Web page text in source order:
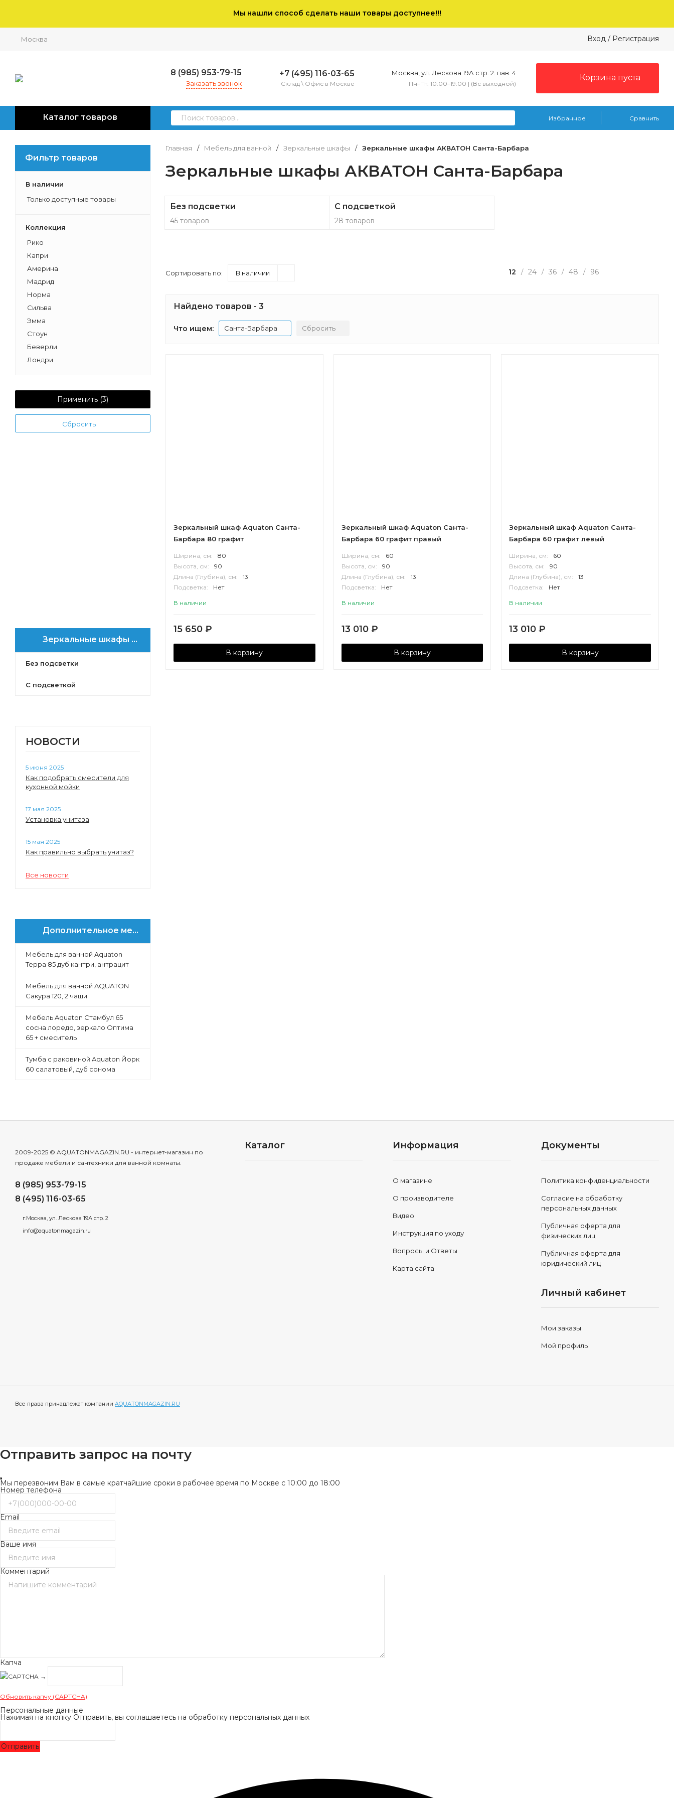
Мы нашли способ сделать наши товары доступнее!!!
Москва Вход / Регистрация
8 (985) 953-79-15
Заказать звонок
+7 (495) 116-03-65
Склад \ Офис в Москве
Москва, ул. Лескова 19А стр. 2. пав. 4
Пн–Пт. 10:00–19:00 | (Вс выходной)
Корзина пуста
Каталог товаров Избранное Сравнить
Фильтр товаров
В наличии
Только доступные товары
Коллекция
Рико
Капри
Америна
Мадрид
Норма
Сильва
Эмма
Стоун
Беверли
Лондри
Скай PROПрименить (3)
Сбросить
Зеркальные шкафы АКВАТОН Санта-Барбара
Без подсветки
С подсветкой
НОВОСТИ
5 июня 2025
Как подобрать смесители для
кухонной мойки
17 мая 2025
Установка унитаза
15 мая 2025
Как правильно выбрать унитаз?
Все новости
Дополнительное меню
Мебель для ванной Aquaton
Терра 85 дуб кантри, антрацит
Мебель для ванной AQUATON
Сакура 120, 2 чаши
Мебель Aquaton Стамбул 65
сосна лоредо, зеркало Оптима
65 + смеситель
Тумба с раковиной Aquaton Йорк
60 салатовый, дуб сонома
Главная / Мебель для ванной / Зеркальные шкафы / Зеркальные шкафы АКВАТОН Санта-Барбара
Зеркальные шкафы АКВАТОН Санта-Барбара
Без подсветки
45 товаров
С подсветкой
28 товаров
Сортировать по: В наличии 12 / 24 / 36 / 48 / 96
Найдено товаров - 3
Что ищем: Санта-Барбара Сбросить
Зеркальный шкаф Aquaton Санта-
Барбара 80 графит
Ширина, см:
80
Высота, см:
90
Длина (Глубина), см:
13
Подсветка:
Нет
В наличии
15 650 ₽
В корзину
Зеркальный шкаф Aquaton Санта-
Барбара 60 графит правый
Ширина, см:
60
Высота, см:
90
Длина (Глубина), см:
13
Подсветка:
Нет
В наличии
13 010 ₽
В корзину
Зеркальный шкаф Aquaton Санта-
Барбара 60 графит левый
Ширина, см:
60
Высота, см:
90
Длина (Глубина), см:
13
Подсветка:
Нет
В наличии
13 010₽
В корзину
2009-2025 © AQUATONMAGAZIN.RU - интернет-магазин по
продаже мебели и сантехники для ванной комнаты.
8 (985) 953-79-15
8 (495) 116-03-65
г.Москва, ул. Лескова 19А стр. 2
info@aquatonmagazin.ru
Каталог Информация
О магазине
О производителе
Видео
Инструкция по уходу
Вопросы и Ответы
Карта сайта
Документы
Политика конфиденциальности
Согласие на обработку
персональных данных
Публичная оферта для
физических лиц
Публичная оферта для
юридический лиц
Личный кабинет
Мои заказы
Мой профиль
Все права принадлежат компании AQUATONMAGAZIN.RU
Отправить запрос на почту
Мы перезвоним Вам в самые кратчайшие сроки в рабочее время по Москве с 10:00 до 18:00
Номер телефона
Email
Ваше имя
Комментарий
Капча
→
Обновить капчу (CAPTCHA)
Персональные данные
Нажимая на кнопку Отправить, вы соглашаетесь на обработку персональных данных
Отправить